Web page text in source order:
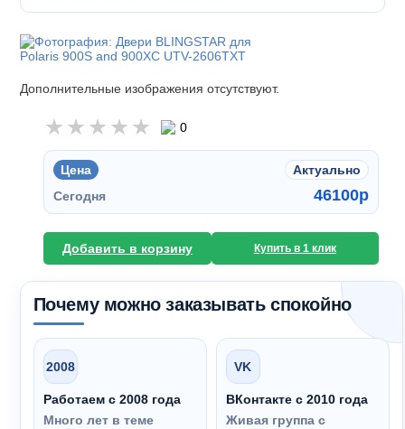
Дополнительные изображения отсутствуют.
0
Цена
Актуально
Сегодня
46100p
Добавить в корзину Купить в 1 клик
Почему можно заказывать спокойно
2008
Работаем с 2008 года
Много лет в теме
VK
ВКонтакте с 2010 года
Живая группа с